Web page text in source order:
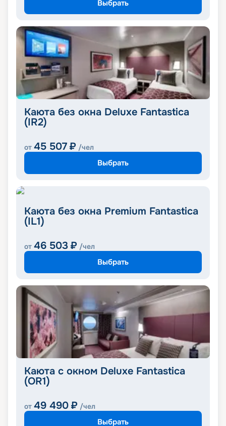
Выбрать
Каюта без окна Deluxe Fantastica
(IR2)
от 45 507 ₽ /чел
Выбрать
Каюта без окна Premium Fantastica
(IL1)
от 46 503 ₽ /чел
Выбрать
Каюта с окном Deluxe Fantastica
(OR1)
от 49 490 ₽ /чел
Выбрать